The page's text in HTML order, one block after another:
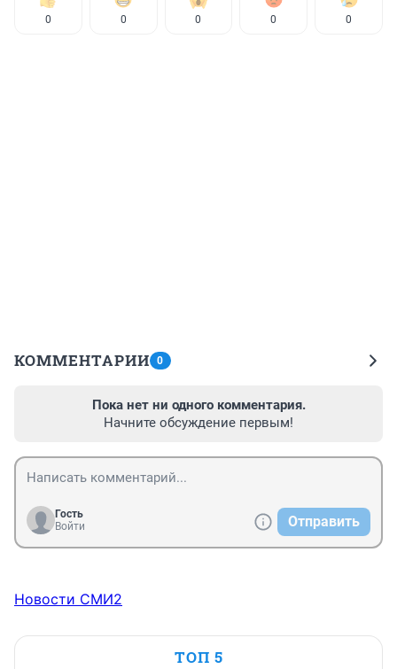
0 0 0 0 0
КОММЕНТАРИИ 0
Пока нет ни одного комментария.
Начните обсуждение первым!
Гость
Войти
Отправить
Новости СМИ2
ТОП 5